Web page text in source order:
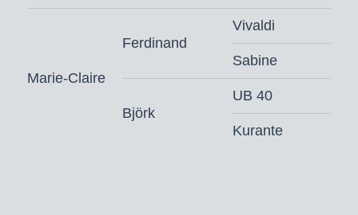
Marie-Claire
Ferdinand
Vivaldi
Sabine
Björk
UB 40
Kurante